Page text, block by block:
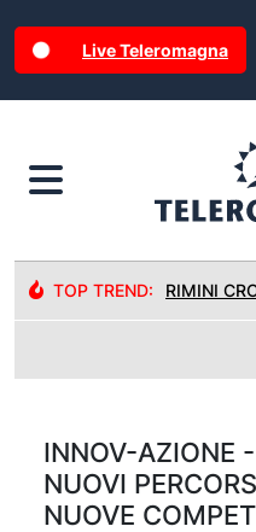
Live Teleromagna
TOP TREND: RIMINI
INNOV-AZIONE
NUOVI
NUOVE